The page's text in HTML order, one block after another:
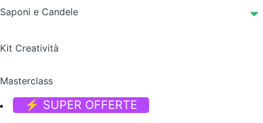
Saponi e Candele
Kit Creatività
Masterclass
⚡ SUPER OFFERTE